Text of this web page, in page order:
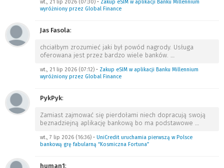
wt., 21 lip 2026 (07:30) • Zakup eSIM w aplikacji Banku Millennium
wyróżniony przez Global Finance
Jas Fasola:
chciałbym zrozumieć jaki był powód nagrody. Usługa
oferowana jest przez bardzo wiele banków. …
wt., 21 lip 2026 (07:12) • Zakup eSIM w aplikacji Banku Millennium
wyróżniony przez Global Finance
PykPyk:
Zamiast zajmować się pierdołami niech dopracują swoją
beznadziejną aplikację bankową bo ma podstawowe …
wt., 7 lip 2026 (16:36) • UniCredit uruchamia pierwszą w Polsce
bankową grę fabularną “Kosmiczna Fortuna”
human1: